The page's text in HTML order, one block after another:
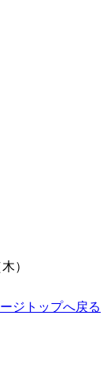
）
ジトップへ戻る